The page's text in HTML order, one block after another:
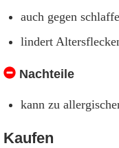
auch gegen
lindert
Nachteile
kann zu
Kaufen